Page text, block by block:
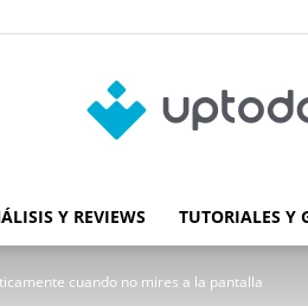
Blog
Y REVIEWS TUTORIALES Y
cuando no mires a la pantalla